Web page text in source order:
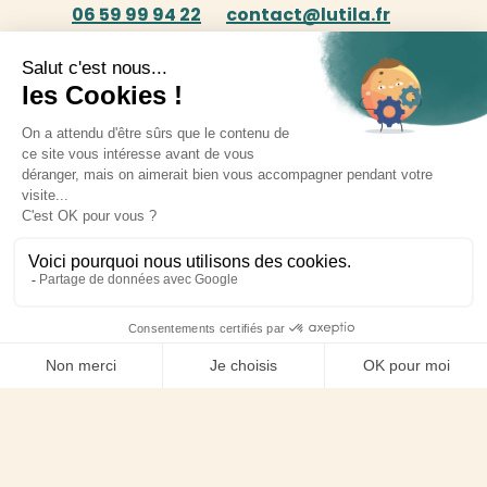
06 59 99 94 22 contact@lutila.fr
Nous contacter